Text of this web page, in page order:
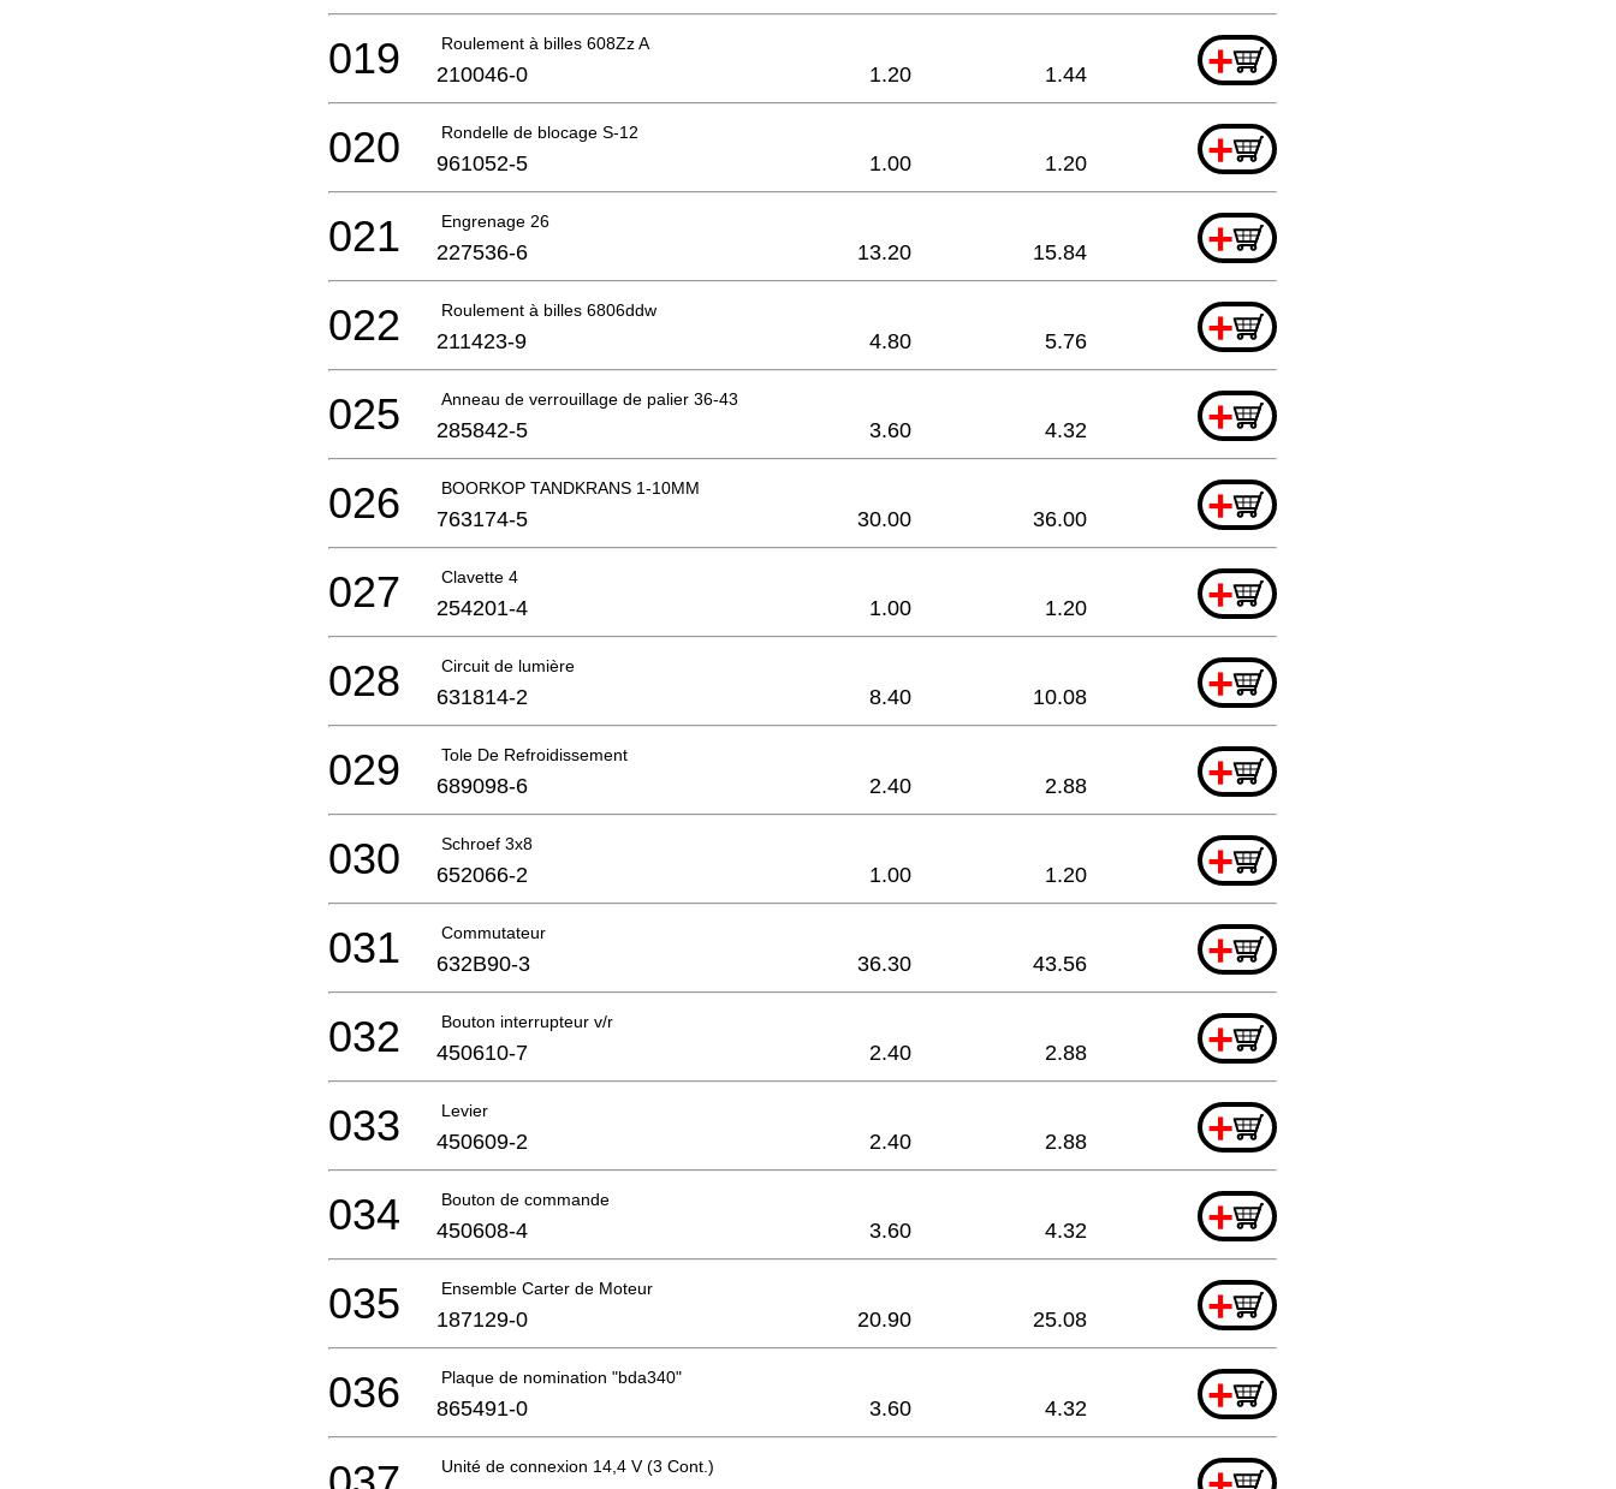
Roulement à billes 608Zz A +
019 210046-0 1.20 1.44
Rondelle de blocage S-12 +
020 961052-5 1.00 1.20
Engrenage 26 +
021 227536-6 13.20 15.84
Roulement à billes 6806ddw +
022 211423-9 4.80 5.76
Anneau de verrouillage de palier 36-43 +
025 285842-5 3.60 4.32
BOORKOP TANDKRANS 1-10MM +
026 763174-5 30.00 36.00
Clavette 4 +
027 254201-4 1.00 1.20
Circuit de lumière +
028 631814-2 8.40 10.08
Tole De Refroidissement +
029 689098-6 2.40 2.88
Schroef 3x8 +
030 652066-2 1.00 1.20
Commutateur +
031 632B90-3 36.30 43.56
Bouton interrupteur v/r +
032 450610-7 2.40 2.88
Levier +
033 450609-2 2.40 2.88
Bouton de commande +
034 450608-4 3.60 4.32
Ensemble Carter de Moteur +
035 187129-0 20.90 25.08
Plaque de nomination "bda340" +
036 865491-0 3.60 4.32
Unité de connexion 14,4 V (3 Cont.)